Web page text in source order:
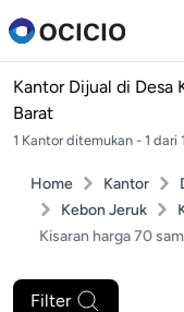
Kantor Dijual di Desa
Barat
1 Kantor ditemukan - 1 dari
Home Kantor
Kebon Jeruk
Kisaran harga 70
Filter